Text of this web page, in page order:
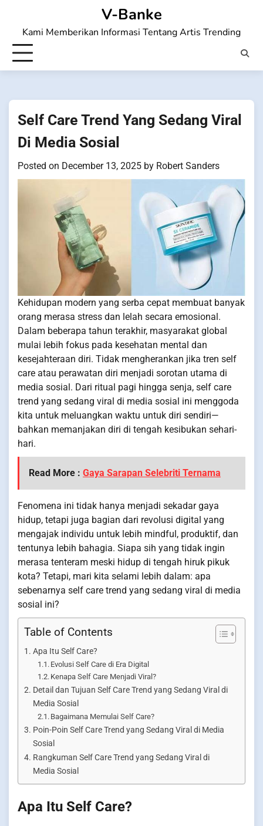
content
V-Banke
Kami Memberikan Informasi Tentang Artis Trending
Self Care Trend Yang Sedang Viral
Di Media Sosial
Posted on December 13, 2025 by Robert Sanders
Kehidupan modern yang serba cepat membuat banyak
orang merasa stress dan lelah secara emosional.
Dalam beberapa tahun terakhir, masyarakat global
mulai lebih fokus pada kesehatan mental dan
kesejahteraan diri. Tidak mengherankan jika tren self
care atau perawatan diri menjadi sorotan utama di
media sosial. Dari ritual pagi hingga senja, self care
trend yang sedang viral di media sosial ini menggoda
kita untuk meluangkan waktu untuk diri sendiri—
bahkan memanjakan diri di tengah kesibukan sehari-
hari.
Read More : Gaya Sarapan Selebriti Ternama
Fenomena ini tidak hanya menjadi sekadar gaya
hidup, tetapi juga bagian dari revolusi digital yang
mengajak individu untuk lebih mindful, produktif, dan
tentunya lebih bahagia. Siapa sih yang tidak ingin
merasa tenteram meski hidup di tengah hiruk pikuk
kota? Tetapi, mari kita selami lebih dalam: apa
sebenarnya self care trend yang sedang viral di media
sosial ini?
Table of Contents
Apa Itu Self Care?
Evolusi Self Care di Era Digital
Kenapa Self Care Menjadi Viral?
Detail dan Tujuan Self Care Trend yang Sedang Viral di
Media Sosial
Bagaimana Memulai Self Care?
Poin-Poin Self Care Trend yang Sedang Viral di Media
Sosial
Rangkuman Self Care Trend yang Sedang Viral di
Media Sosial
Apa Itu Self Care?